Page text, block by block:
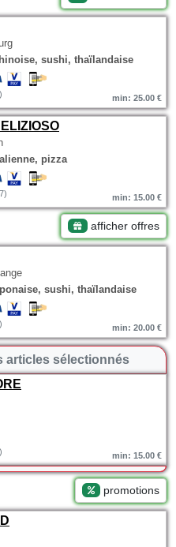
sushi, thaïlandaise
min: 25.00 €
pizza
min: 15.00 €
afficher offres
sushi, thaïlandaise
min: 20.00 €
articles sélectionnés
min: 15.00 €
promotions